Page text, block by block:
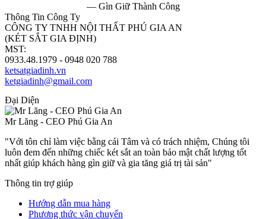
— Gìn Giữ Thành Công
Thông Tin Công Ty
CÔNG TY TNHH NỘI THẤT PHÚ GIA AN
(KÉT SẮT GIA ĐỊNH)
MST:
0933.48.1979 - 0948 020 788
ketsatgiadinh.vn
ketgiadinh@gmail.com
Đại Diện
Mr Lăng - CEO Phú Gia An
"Với tôn chỉ làm việc bằng cái Tâm và có trách nhiệm, Chúng tôi
luôn đem đến những chiếc két sắt an toàn bảo mật chất lượng tốt
nhất giúp khách hàng gìn giữ và gia tăng giá trị tài sản"
Thông tin trợ giúp
Hướng dẫn mua hàng
Phương thức vận chuyển